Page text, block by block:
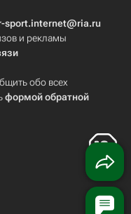
sport.internet@ria.ru
и рекламы
обо всех
формой обратной